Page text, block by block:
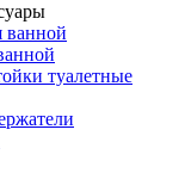
ванной
туалетные